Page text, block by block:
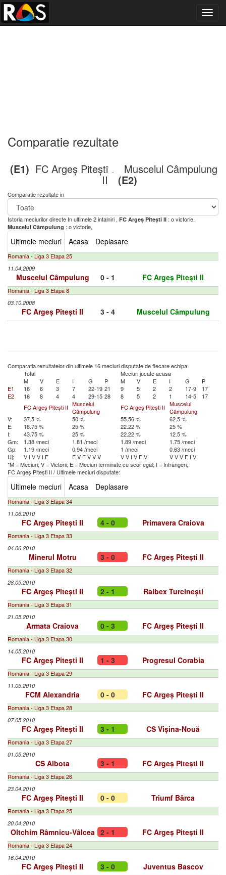
Comparatie rezultate
(E1) FC Argeș Pitești
II
- Muscelul Câmpulung
(E2)
Comparatie rezultate in
Istoria meciurilor directe In ultimele 2 intalniri , FC Argeș Pitești II : o victorie,
Muscelul Câmpulung : o victorie,
Ultimele meciuri Acasa Deplasare
Romania - Liga 3 Etapa 25
11.04.2009
Muscelul Câmpulung 0 - 1 FC Argeș Pitești II
Romania - Liga 3 Etapa 8
03.10.2008
FC Argeș Pitești II 3 - 4 Muscelul Câmpulung
Comparatia rezultatelor din ultimele 16 meciuri disputate de fiecare echipa:
Total
Meciuri jucate acasa
M
V E I G P M V E I G
P
E1
16 6 3 7 22-19 21 9 5 2 2 17-9
17
E2
16 8 4 4 29-15 28 8 5 2 1 14-5
17
FC Argeș Pitești II Muscelul
Câmpulung
FC Argeș Pitești II Muscelul
Câmpulung
V:
37.5 % 50 % 55.56 %
62.5 %
E:
18.75 % 25 % 22.22 %
25 %
I:
43.75 % 25 % 22.22 %
12.5 %
Gm:
1.38 /meci 1.81 /meci 1.89 /meci
1.75 /meci
Gp:
1.19 /meci 0.94 /meci 1 /meci
0.63 /meci
Uj:
V I VV I E EV EVVV VV I V EV VVV E I V
*M = Meciuri; V = Victorii; E = Meciuri terminate cu scor egal; I = Infrangeri;
FC Argeș Pitești II / Ultimele meciuri disputate:
Ultimele meciuri Acasa Deplasare
Romania - Liga 3 Etapa 34
11.06.2010
FC Argeș Pitești II 4 - 0 Primavera Craiova
Romania - Liga 3 Etapa 33
04.06.2010
Minerul Motru 3 - 0 FC Argeș Pitești II
Romania - Liga 3 Etapa 32
28.05.2010
FC Argeș Pitești II 2 - 1 Ralbex Turcinești
Romania - Liga 3 Etapa 31
21.05.2010
Armata Craiova 0 - 3 FC Argeș Pitești II
Romania - Liga 3 Etapa 30
14.05.2010
FC Argeș Pitești II 1 - 3 Progresul Corabia
Romania - Liga 3 Etapa 29
11.05.2010
FCM Alexandria 0 - 0 FC Argeș Pitești II
Romania - Liga 3 Etapa 28
07.05.2010
FC Argeș Pitești II 3 - 1 CS Vișina-Nouă
Romania - Liga 3 Etapa 27
01.05.2010
CS Albota 3 - 1 FC Argeș Pitești II
Romania - Liga 3 Etapa 26
23.04.2010
FC Argeș Pitești II 0 - 0 Triumf Bârca
Romania - Liga 3 Etapa 25
20.04.2010
Oltchim Râmnicu-Vâlcea 2 - 1 FC Argeș Pitești II
Romania - Liga 3 Etapa 24
16.04.2010
FC Argeș Pitești II 3 - 0 Juventus Bascov